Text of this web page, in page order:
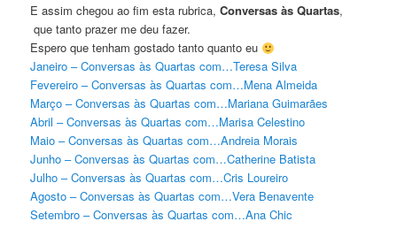
E assim chegou ao fim esta rubrica,Conversas às Quartas,
que tanto prazer me deu fazer.
Espero que tenham gostado tanto quanto eu
Janeiro – Conversas às Quartas com…Teresa Silva
Fevereiro – Conversas às Quartas com…Mena Almeida
Março – Conversas às Quartas com…Mariana Guimarães
Abril – Conversas às Quartas com…Marisa Celestino
Maio – Conversas às Quartas com…Andreia Morais
Junho – Conversas às Quartas com…Catherine Batista
Julho – Conversas às Quartas com…Cris Loureiro
Agosto – Conversas às Quartas com…Vera Benavente
Setembro – Conversas às Quartas com…Ana Chic